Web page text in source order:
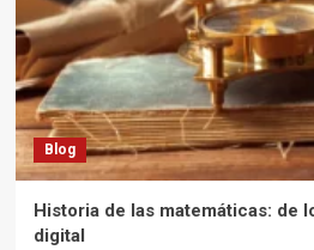
Blog
Historia de las matemáticas: de
digital